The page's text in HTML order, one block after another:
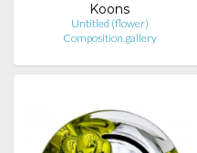
Koons
Untitled (flower)
Composition.gallery